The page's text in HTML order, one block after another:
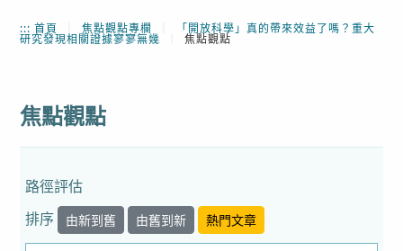
:::首頁 焦點觀點專欄 「開放科學」真的帶來效益了嗎？重大
研究發現相關證據寥寥無幾 焦點觀點
焦點觀點
路徑評估
排序
由新到舊 由舊到新 熱門文章